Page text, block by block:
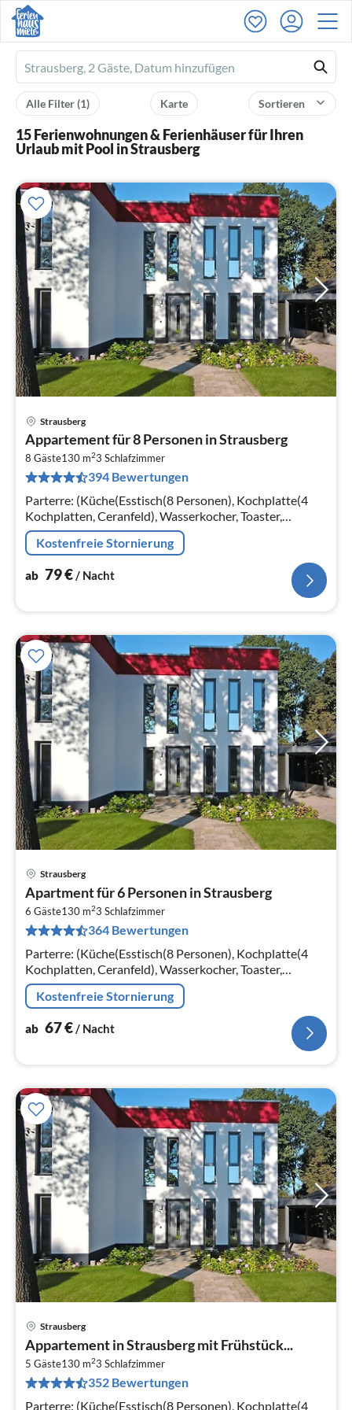
Ferienhausmiete
logo
Sortieren
Karte
Alle Filter(1)
15 Ferienwohnungen & Ferienhäuser für Ihren
Urlaub mit Pool in Strausberg
Strausberg
Appartement für 8 Personen in Strausberg
8 Gäste130 m23 Schlafzimmer
394 Bewertungen
Parterre: (Küche(Esstisch(8 Personen), Kochplatte(4
Kochplatten, Ceranfeld), Wasserkocher, Toaster,
Kaffeemaschine, Backofen, Mikrowelle, Spülmaschine,
Kühl-/Gefrierkombination)
Kostenfreie Stornierung
ab 79€/ Nacht
Strausberg
Apartment für 6 Personen in Strausberg
6 Gäste130 m23 Schlafzimmer
364 Bewertungen
Parterre: (Küche(Esstisch(8 Personen), Kochplatte(4
Kochplatten, Ceranfeld), Wasserkocher, Toaster,
Kaffeemaschine, Backofen, Mikrowelle, Spülmaschine,
Kühl-/Gefrierkombination)
Kostenfreie Stornierung
ab 67€/ Nacht
Strausberg
Appartement in Strausberg mit Frühstück...
5 Gäste130 m23 Schlafzimmer
352 Bewertungen
Parterre: (Küche(Esstisch(8 Personen), Kochplatte(4